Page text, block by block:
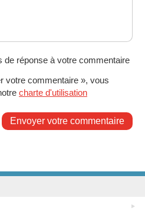
de réponse à votre commentaire
votre commentaire », vous
charte d'utilisation
Envoyer votre commentaire